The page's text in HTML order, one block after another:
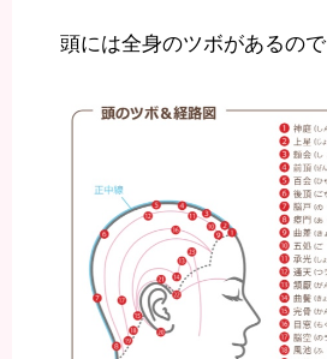
頭には全身のツボがあるので